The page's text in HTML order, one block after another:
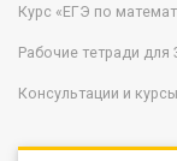
Курс «ЕГЭ по
Рабочие тетради для
Консультации и